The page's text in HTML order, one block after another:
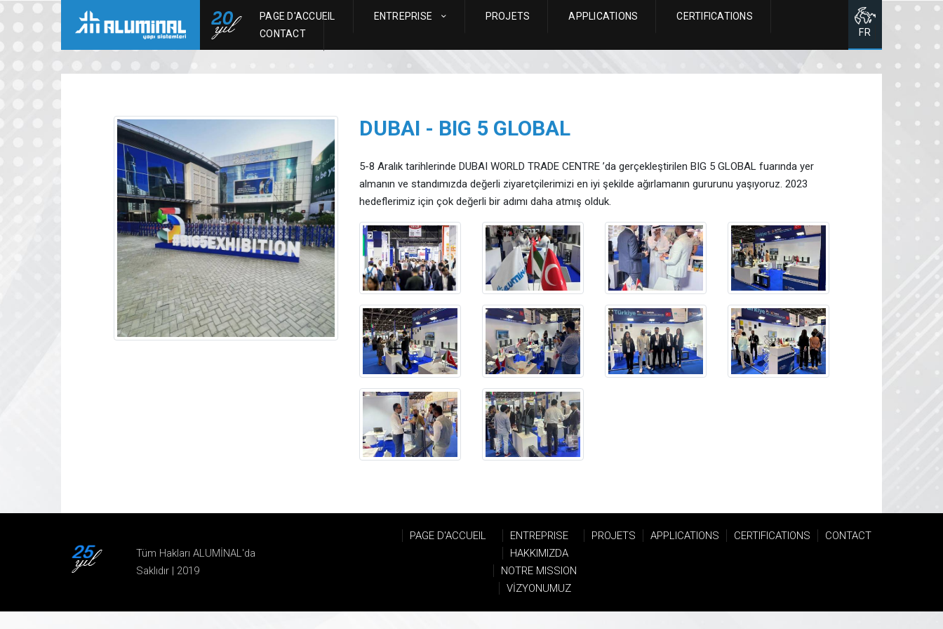
PAGE D'ACCUEIL ENTREPRISE PROJETS APPLICATIONS
CERTIFICATIONS
CONTACT
FR
DUBAI - BIG 5 GLOBAL
5-8 Aralık tarihlerinde DUBAI WORLD TRADE CENTRE ’da gerçekleştirilen BIG 5 GLOBAL fuarında yer
almanın ve standımızda değerli ziyaretçilerimizi en iyi şekilde ağırlamanın gururunu yaşıyoruz. 2023
hedeflerimiz için çok değerli bir adımı daha atmış olduk.
Tüm Hakları ALUMİNAL'da
Saklıdır | 2019
PAGE D'ACCUEIL
ENTREPRISE
HAKKIMIZDA
NOTRE MISSION
VİZYONUMUZ
PROJETS APPLICATIONS CERTIFICATIONS CONTACT